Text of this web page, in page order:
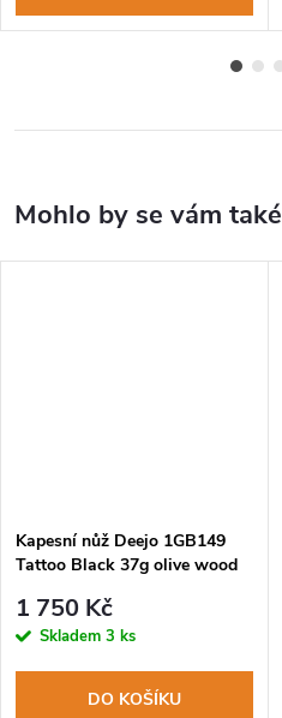
Kapesní nůž Deejo 1GB149
Tattoo Black 37g olive wood
1 750 Kč
Skladem 3 ks
DO KOŠÍKU